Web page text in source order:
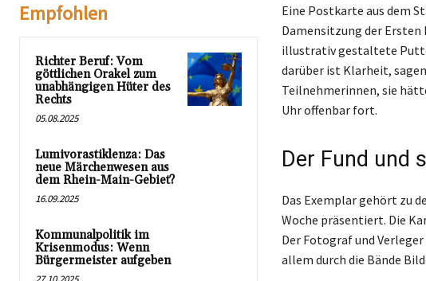
Empfohlen
Richter Beruf: Vom
göttlichen Orakel zum
unabhängigen Hüter des
Rechts
05.08.2025
Lumivorastiklenza: Das
neue Märchenwesen aus
dem Rhein-Main-Gebiet?
16.09.2025
Kommunalpolitik im
Krisenmodus: Wenn
Bürgermeister aufgeben
Eine Postkarte aus dem
Damensitzung der Ersten
illustrativ gestaltete
darüber ist Klarheit,
Teilnehmerinnen, sie
Uhr offenbar fort.
Der Fund und
Das Exemplar gehört zu
Woche präsentiert. Die
Der Fotograf und
allem durch die Bände